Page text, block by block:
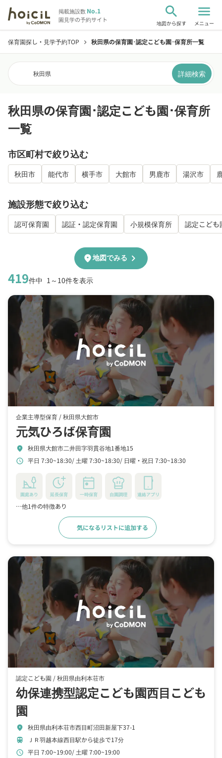
掲載施設数No.1
園見学の予約サイト
search
地図から探す
menu
メニュー
保育園探し・見学予約TOP chevron_right 秋田県の保育園･認定こども園･保育所一覧
秋田県 詳細検索
秋田県の保育園･認定こども園･保育所
一覧
市区町村で絞り込む
秋田市 能代市 横手市 大館市 男鹿市 湯沢市
施設形態で絞り込む
認可保育園 認証・認定保育園 小規模保育所 認定こども
419件中 1～10件を表示
location_on地図でみる chevron_right
企業主導型保育 /秋田県大館市
元気ひろば保育園
location_on 秋田県大館市二井田字羽貫谷地1番地15
schedule 平日 7:30~18:30 土曜 7:30~18:30 日曜・祝日 7:30~18:30
園庭あり 延長保育 一時保育 自園調理 連絡アプリ
…他1件の特徴あり
気になるリストに追加する
認定こども園 /秋田県由利本荘市
幼保連携型認定こども園西目こども
園
location_on 秋田県由利本荘市西目町沼田新屋下37-1
train ＪＲ羽越本線西目駅から徒歩で17分
schedule 平日 7:00~19:00 土曜 7:00~19:00